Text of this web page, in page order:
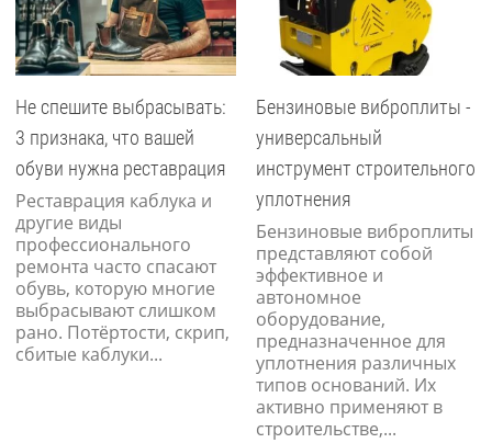
Не спешите выбрасывать:
3 признака, что вашей
обуви нужна реставрация
Реставрация каблука и
другие виды
профессионального
ремонта часто спасают
обувь, которую многие
выбрасывают слишком
рано. Потёртости, скрип,
сбитые каблуки...
Бензиновые виброплиты -
универсальный
инструмент строительного
уплотнения
Бензиновые виброплиты
представляют собой
эффективное и
автономное
оборудование,
предназначенное для
уплотнения различных
типов оснований. Их
активно применяют в
строительстве,...